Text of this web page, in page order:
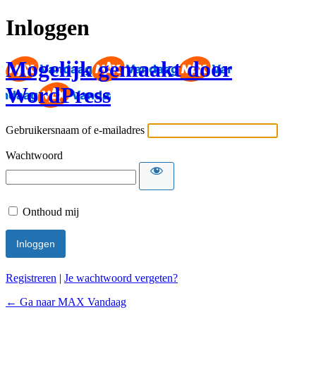
Inloggen
Mogelijk gemaakt door
WordPress
Gebruikersnaam of e-mailadres
Wachtwoord
Onthoud mij
Registreren | Je wachtwoord vergeten?
← Ga naar MAX Vandaag